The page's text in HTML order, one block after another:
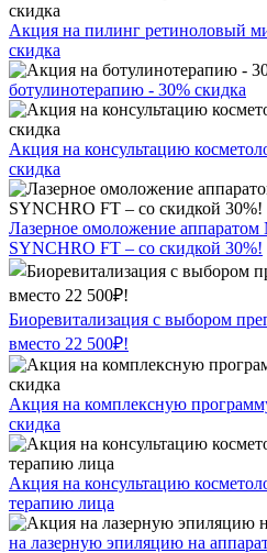
Акция на пилинг ретиноловый
скидка
ботулинотерапию - 30% скидка
Акция на консультацию
скидка
Лазерное омоложение
SYNCHRO FT – со скидкой 30%!
Биоревитализация с выбором
вместо 22 500₽!
Акция на комплексную
скидка
Акция на консультацию
терапию лица
на лазерную эпиляцию на